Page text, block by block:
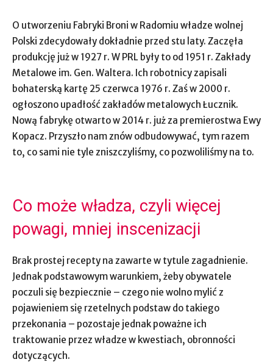
O utworzeniu Fabryki Broni w Radomiu władze wolnej
Polski zdecydowały dokładnie przed stu laty. Zaczęła
produkcję już w 1927 r. W PRL były to od 1951 r. Zakłady
Metalowe im. Gen. Waltera. Ich robotnicy zapisali
bohaterską kartę 25 czerwca 1976 r. Zaś w 2000 r.
ogłoszono upadłość zakładów metalowych Łucznik.
Nową fabrykę otwarto w 2014 r. już za premierostwa Ewy
Kopacz. Przyszło nam znów odbudowywać, tym razem
to, co sami nie tyle zniszczyliśmy, co pozwoliliśmy na to.
Co może władza, czyli więcej
powagi, mniej inscenizacji
Brak prostej recepty na zawarte w tytule zagadnienie.
Jednak podstawowym warunkiem, żeby obywatele
poczuli się bezpiecznie – czego nie wolno mylić z
pojawieniem się rzetelnych podstaw do takiego
przekonania – pozostaje jednak poważne ich
traktowanie przez władze w kwestiach, obronności
dotyczących.